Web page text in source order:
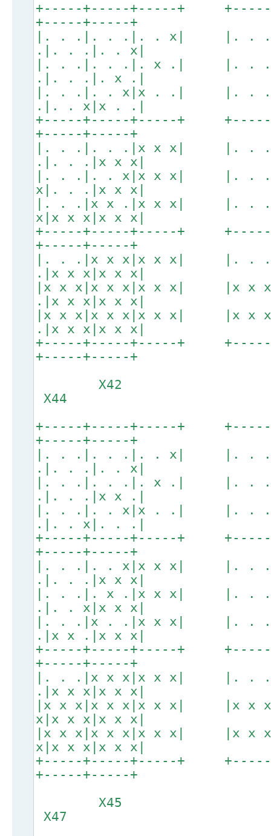
+-----+-----+-----+
+-----+-----+
|. . .|. . .|. . x| |. .
.|. . .|. . x|
|. . .|. . .|. x .| |. .
.|. . .|. x .|
|. . .|. . x|x . .| |. .
.|. . x|x . .|
+-----+-----+-----+
+-----+-----+
|. . .|. . .|x x x| |. .
.|. . .|x x x|
|. . .|. . x|x x x| |. .
x|. . .|x x x|
|. . .|x x .|x x x| |. .
x|x x x|x x x|
+-----+-----+-----+
+-----+-----+
|. . .|x x x|x x x| |. .
.|x x x|x x x|
|x x x|x x x|x x x| |x
.|x x x|x x x|
|x x x|x x x|x x x| |x
.|x x x|x x x|
+-----+-----+-----+
+-----+-----+
X42
X44
+-----+-----+-----+
+-----+-----+
|. . .|. . .|. . x| |. .
.|. . .|. . x|
|. . .|. . .|. x .| |. .
.|. . .|x x .|
|. . .|. . x|x . .| |. .
.|. . x|. . .|
+-----+-----+-----+
+-----+-----+
|. . .|. . x|x x x| |. .
.|. . .|x x x|
|. . .|. x .|x x x| |. .
.|. . x|x x x|
|. . .|x . .|x x x| |. .
.|x x .|x x x|
+-----+-----+-----+
+-----+-----+
|. . .|x x x|x x x| |. .
.|x x x|x x x|
|x x x|x x x|x x x| |x x
x|x x x|x x x|
|x x x|x x x|x x x| |x x
x|x x x|x x x|
+-----+-----+-----+
+-----+-----+
X45
X47